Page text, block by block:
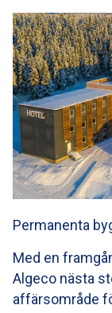
Permanenta
Med en
Algeco nästa
affärsområde